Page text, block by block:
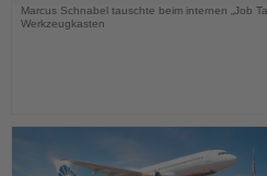
Marcus Schnabel tauschte beim internen „Job
Werkzeugkasten